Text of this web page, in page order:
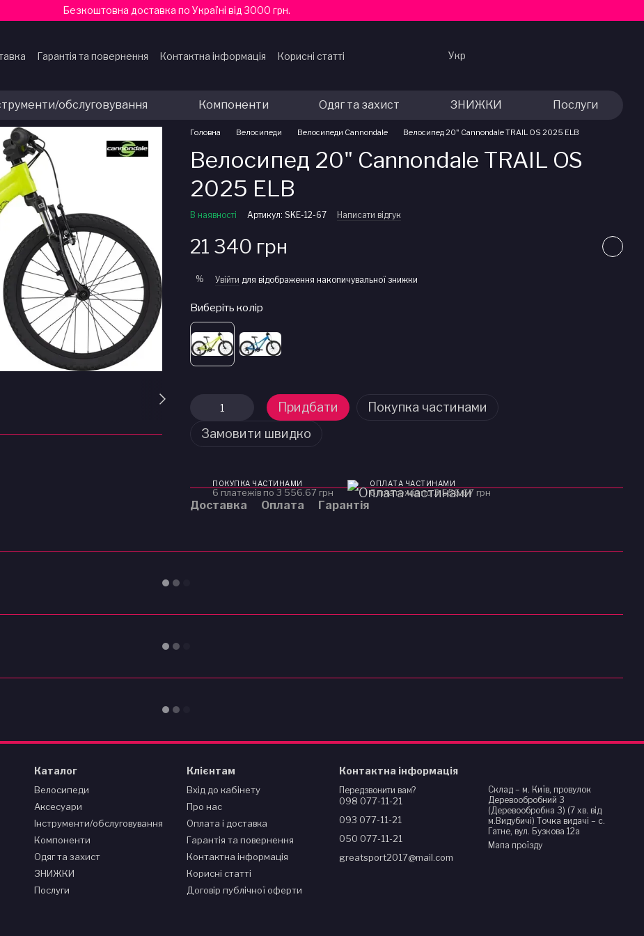
Безкоштовна доставка по Україні від 3000 грн.
Гарантія та повернення Контактна інформація
Корисні статті
Укр
обслуговування Компоненти Одяг та захист ЗНИЖКИ Послуги
Головна Велосипеди Велосипеди Cannondale Велосипед 20" Cannondale TRAIL OS 2025 ELB
Велосипед 20" Cannondale TRAIL OS
2025 ELB
В наявності Артикул: SKE-12-67 Написати відгук
21 340 грн
% Увійти для відображення накопичувальної знижки
Виберіть колір
Придбати
Покупка частинами
Замовити швидко
ПОКУПКА ЧАСТИНАМИ
6 платежів по 3 556.67 грн
ОПЛАТА ЧАСТИНАМИ
6 платежів по 3 556.67 грн
Доставка Оплата Гарантія
Каталог
Велосипеди
Аксесуари
Інструменти/обслуговування
Компоненти
Одяг та захист
ЗНИЖКИ
Послуги
Клієнтам
Вхід до кабінету
Про нас
Оплата і доставка
Гарантія та повернення
Контактна інформація
Корисні статті
Договір публічної оферти
Контактна інформація
Передзвонити вам?
098 077-11-21
093 077-11-21
050 077-11-21
greatsport2017@mail.com
Склад – м. Київ, провулок
Деревообробний 3
(Деревообробна 3) (7 хв. від
м.Видубичі) Точка видачі – с.
Гатне, вул. Бузкова 12а
Мапа проїзду